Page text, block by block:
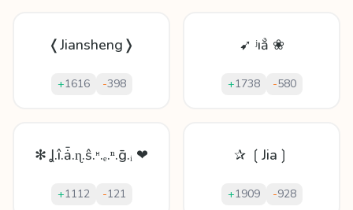
❬Jiansheng❭
+1616 -398
➹ ʲıẳ ❀
+1738 -580
✻ Ʝ.î.ǡ.ɳ.ŝ.ᵸ.ₑ.ⁿ.ḡ.ᵢ ❤
+1112 -121
✰ ❲Jia❳
+1909 -928